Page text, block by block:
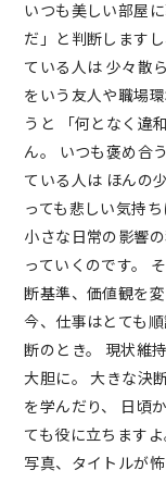
いつも美しい部屋
だ」と判断します
ている人は 少々散
をいう友人や職場
うと 「何となく違
ん。 いつも褒め合
ている人は ほんの
っても悲しい気持
小さな日常の影響
っていくのです。
断基準、価値観を
今、仕事はとても
断のとき。 現状維
大胆に。 大きな決
を学んだり、 日頃
ても役に立ちま
写真、タイトルが